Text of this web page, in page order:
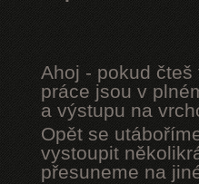
Ahoj - pokud
práce jsou v
a výstupu na
Opět se
vystoupit
přesuneme na